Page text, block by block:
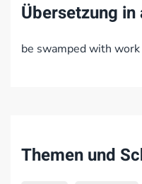
Übersetzung
be swamped with work
Themen und